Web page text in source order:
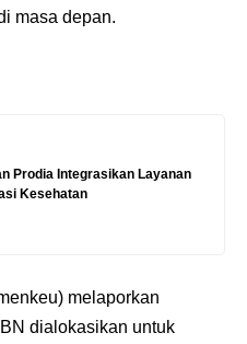
masa depan.
Prodia Integrasikan Layanan
Kesehatan
melaporkan
dialokasikan untuk